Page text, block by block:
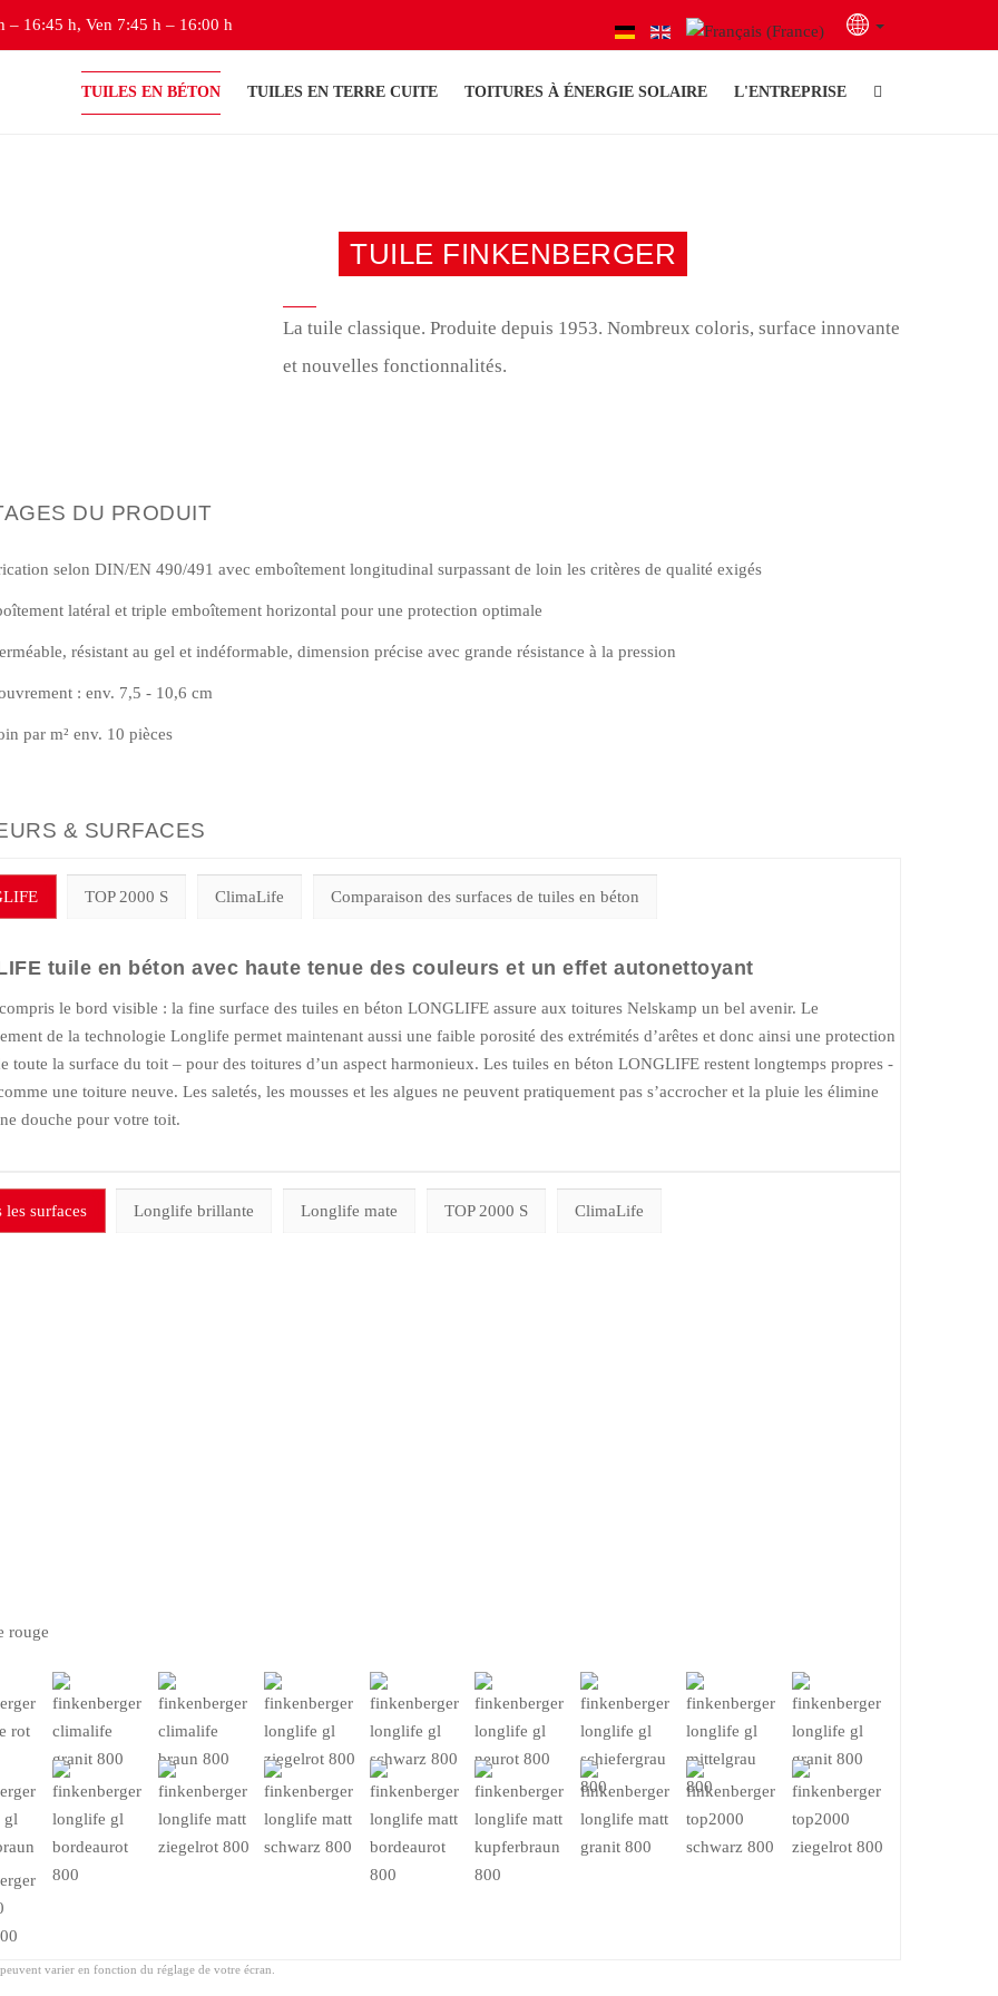
– 16:45 h, Ven 7:45 h – 16:00 h
TUILES EN BÉTON TUILES EN TERRE CUITE TOITURES À ÉNERGIE SOLAIRE L'ENTREPRISE
TUILE FINKENBERGER
La tuile classique. Produite depuis 1953. Nombreux coloris, surface innovante
et nouvelles fonctionnalités.
DU PRODUIT
selon DIN/EN 490/491 avec emboîtement longitudinal surpassant de loin les critères de qualité exigés
latéral et triple emboîtement horizontal pour une protection optimale
résistant au gel et indéformable, dimension précise avec grande résistance à la pression
: env. 7,5 - 10,6 cm
par m² env. 10 pièces
& SURFACES
TOP 2000 S ClimaLife Comparaison des surfaces de tuiles en béton
tuile en béton avec haute tenue des couleurs et un effet autonettoyant
le bord visible : la fine surface des tuiles en béton LONGLIFE assure aux toitures Nelskamp un bel avenir. Le
de la technologie Longlife permet maintenant aussi une faible porosité des extrémités d’arêtes et donc ainsi une protection
toute la surface du toit – pour des toitures d’un aspect harmonieux. Les tuiles en béton LONGLIFE restent longtemps propres -
une toiture neuve. Les saletés, les mousses et les algues ne peuvent pratiquement pas s’accrocher et la pluie les élimine
douche pour votre toit.
les surfaces Longlife brillante Longlife mate TOP 2000 S ClimaLife
rouge
varier en fonction du réglage de votre écran.